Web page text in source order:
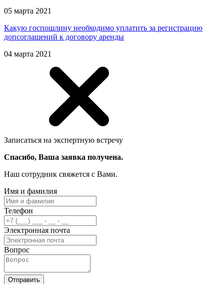
05 марта 2021
Какую госпошлину необходимо уплатить за регистрацию
допсоглашений к договору аренды
04 марта 2021
Записаться на экспертную встречу
Спасибо, Ваша заявка получена.
Наш сотрудник свяжется с Вами.
Имя и фамилия
Телефон
Электронная почта
Вопрос
Отправить